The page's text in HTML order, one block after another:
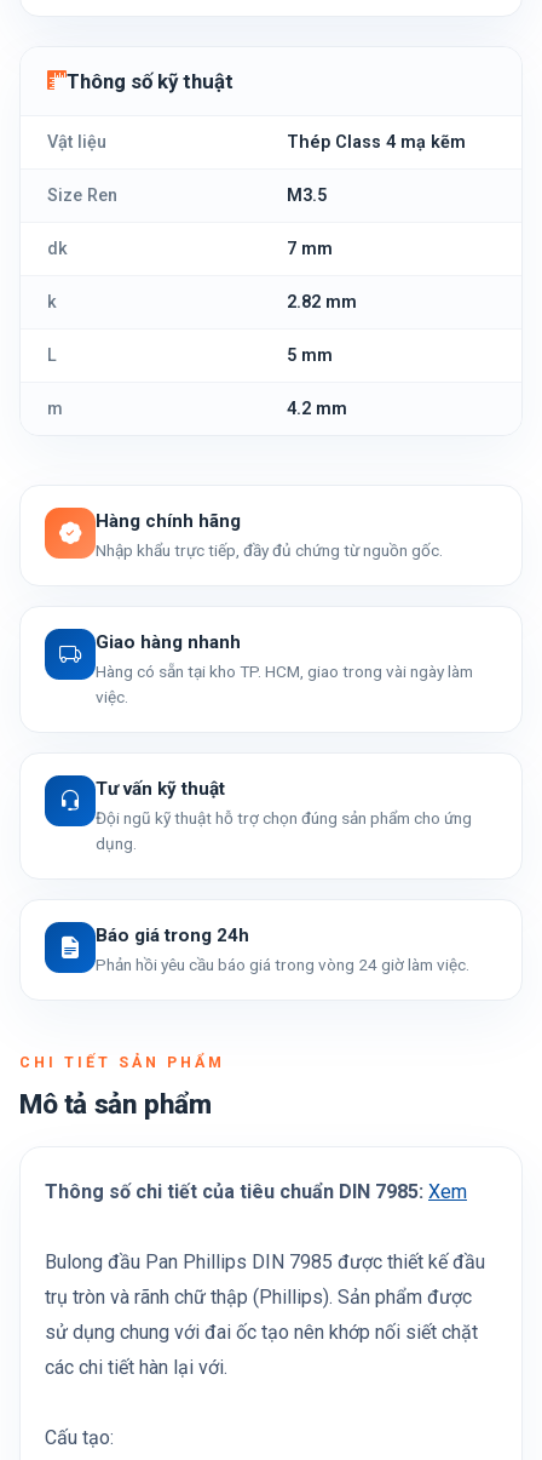
Thông số kỹ thuật
Vật liệu Thép Class 4 mạ kẽm
Size Ren M3.5
dk 7 mm
k 2.82 mm
L 5 mm
m 4.2 mm
Hàng chính hãng
Nhập khẩu trực tiếp, đầy đủ chứng từ nguồn gốc.
Giao hàng nhanh
Hàng có sẵn tại kho TP. HCM, giao trong vài ngày làm
việc.
Tư vấn kỹ thuật
Đội ngũ kỹ thuật hỗ trợ chọn đúng sản phẩm cho ứng
dụng.
Báo giá trong 24h
Phản hồi yêu cầu báo giá trong vòng 24 giờ làm việc.
CHI TIẾT SẢN PHẨM
Mô tả sản phẩm
Thông số chi tiết của tiêu chuẩn DIN 7985: Xem
Bulong đầu Pan Phillips DIN 7985 được thiết kế đầu
trụ tròn và rãnh chữ thập (Phillips). Sản phẩm được
sử dụng chung với đai ốc tạo nên khớp nối siết chặt
các chi tiết hàn lại với.
Cấu tạo: